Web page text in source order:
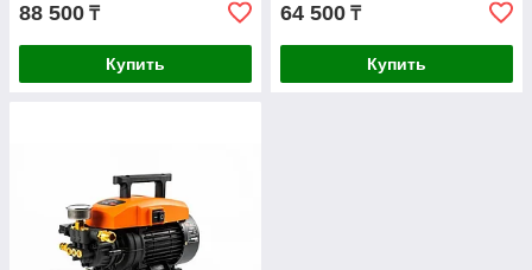
88 500 ₸
Купить
64 500 ₸
Купить